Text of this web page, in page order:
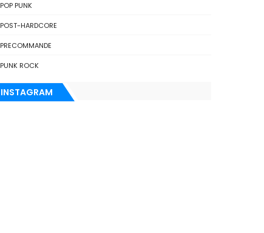
POP PUNK
POST-HARDCORE
PRECOMMANDE
PUNK ROCK
INSTAGRAM